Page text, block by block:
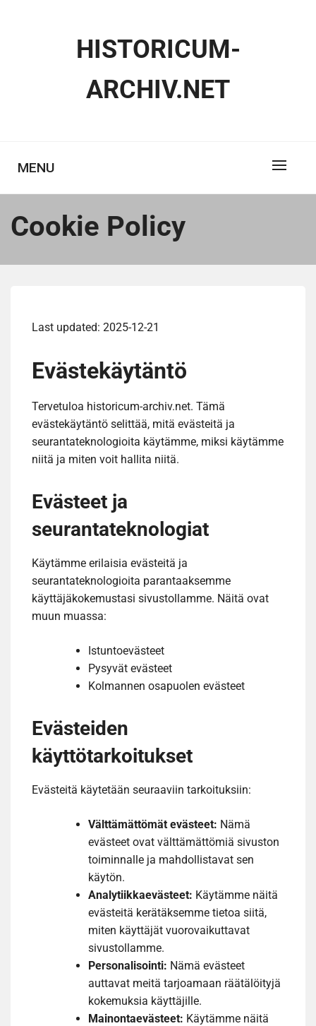
HISTORICUM-
ARCHIV.NET
MENU
Cookie Policy
Last updated: 2025-12-21
Evästekäytäntö
Tervetuloa historicum-archiv.net. Tämä
evästekäytäntö selittää, mitä evästeitä ja
seurantateknologioita käytämme, miksi käytämme
niitä ja miten voit hallita niitä.
Evästeet ja
seurantateknologiat
Käytämme erilaisia evästeitä ja
seurantateknologioita parantaaksemme
käyttäjäkokemustasi sivustollamme. Näitä ovat
muun muassa:
Istuntoevästeet
Pysyvät evästeet
Kolmannen osapuolen evästeet
Evästeiden
käyttötarkoitukset
Evästeitä käytetään seuraaviin tarkoituksiin:
Välttämättömät evästeet: Nämä
evästeet ovat välttämättömiä sivuston
toiminnalle ja mahdollistavat sen
käytön.
Analytiikkaevästeet: Käytämme näitä
evästeitä kerätäksemme tietoa siitä,
miten käyttäjät vuorovaikuttavat
sivustollamme.
Personalisointi: Nämä evästeet
auttavat meitä tarjoamaan räätälöityjä
kokemuksia käyttäjille.
Mainontaevästeet: Käytämme näitä